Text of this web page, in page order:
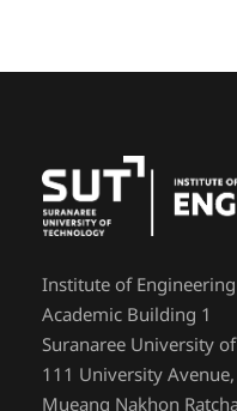
Institute of Engineering
Academic Building 1
Suranaree University
111 University
Mueang Nakhon